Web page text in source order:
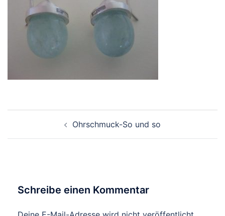
Ohrschmuck-So und so
Schreibe einen Kommentar